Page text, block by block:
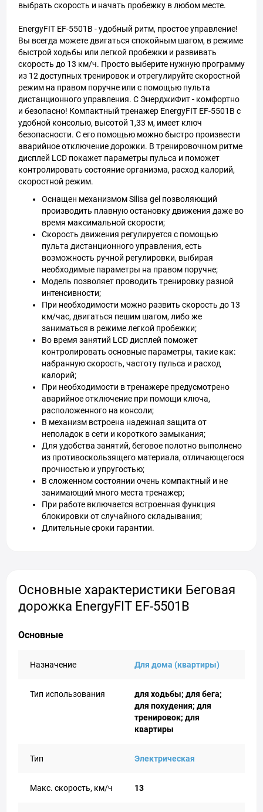
выбрать скорость и начать пробежку в любом месте.
EnergyFIT EF-5501В - удобный ритм, простое управление!
Вы всегда можете двигаться спокойным шагом, в режиме
быстрой ходьбы или легкой пробежки и развивать
скорость до 13 км/ч. Просто выберите нужную программу
из 12 доступных тренировок и отрегулируйте скоростной
режим на правом поручне или с помощью пульта
дистанционного управления. C ЭнерджиФит - комфортно
и безопасно! Компактный тренажер EnergyFIT EF-5501В с
удобной консолью, высотой 1,33 м, имеет ключ
безопасности. С его помощью можно быстро произвести
аварийное отключение дорожки. В тренировочном ритме
дисплей LCD покажет параметры пульса и поможет
контролировать состояние организма, расход калорий,
скоростной режим.
Оснащен механизмом Silisa gel позволяющий
производить плавную остановку движения даже во
время максимальной скорости;
Скорость движения регулируется с помощью
пульта дистанционного управления, есть
возможность ручной регулировки, выбирая
необходимые параметры на правом поручне;
Модель позволяет проводить тренировку разной
интенсивности;
При необходимости можно развить скорость до 13
км/час, двигаться пешим шагом, либо же
заниматься в режиме легкой пробежки;
Во время занятий LCD дисплей поможет
контролировать основные параметры, такие как:
набранную скорость, частоту пульса и расход
калорий;
При необходимости в тренажере предусмотрено
аварийное отключение при помощи ключа,
расположенного на консоли;
В механизм встроена надежная защита от
неполадок в сети и короткого замыкания;
Для удобства занятий, беговое полотно выполнено
из противоскользящего материала, отличающегося
прочностью и упругостью;
В сложенном состоянии очень компактный и не
занимающий много места тренажер;
При работе включается встроенная функция
блокировки от случайного складывания;
Длительные сроки гарантии.
Основные характеристики Беговая
дорожка EnergyFIT EF-5501В
Основные
Назначение Для дома (квартиры)
Тип использования
для ходьбы; для бега;
для похудения; для
тренировок; для
квартиры
Тип Электрическая
Макс. скорость, км/ч 13